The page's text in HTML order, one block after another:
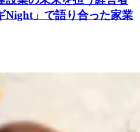
Night」で語り合った家業